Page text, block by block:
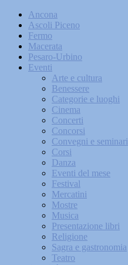
Ancona
Ascoli Piceno
Fermo
Macerata
Pesaro-Urbino
Eventi
Arte e cultura
Benessere
Categorie e luoghi
Cinema
Concerti
Concorsi
Convegni e seminari
Corsi
Danza
Eventi del mese
Festival
Mercatini
Mostre
Musica
Presentazione libri
Religione
Sagra e gastronomia
Teatro